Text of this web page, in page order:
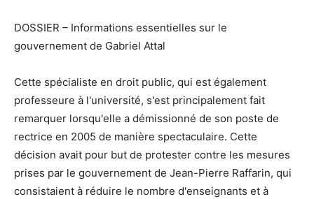
DOSSIER – Informations essentielles sur le
gouvernement de Gabriel Attal
Cette spécialiste en droit public, qui est également
professeure à l'université, s'est principalement fait
remarquer lorsqu'elle a démissionné de son poste de
rectrice en 2005 de manière spectaculaire. Cette
décision avait pour but de protester contre les mesures
prises par le gouvernement de Jean-Pierre Raffarin, qui
consistaient à réduire le nombre d'enseignants et à